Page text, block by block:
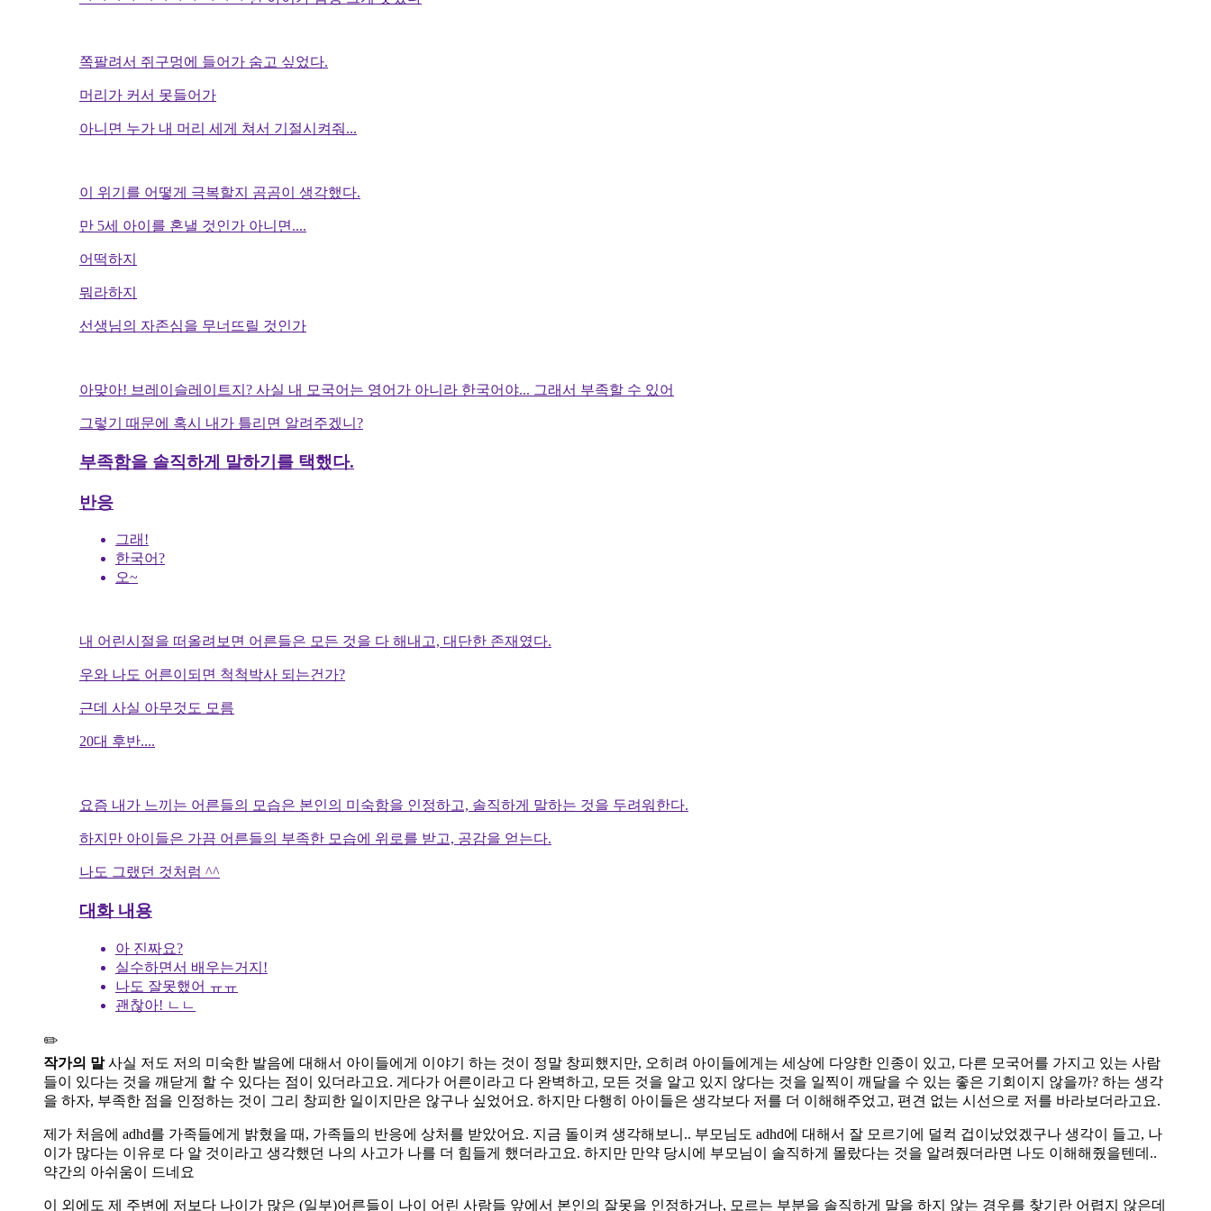
쪽팔려서 쥐구멍에 들어가 숨고 싶었다.
머리가 커서 못들어가
아니면 누가 내 머리 세게 쳐서 기절시켜줘...
이 위기를 어떻게 극복할지 곰곰이 생각했다.
만 5세 아이를 혼낼 것인가 아니면....
어떡하지
뭐라하지
선생님의 자존심을 무너뜨릴 것인가
아맞아! 브레이슬레이트지? 사실 내 모국어는 영어가 아니라 한국어야... 그래서 부족할 수 있어
그렇기 때문에 혹시 내가 틀리면 알려주겠니?
부족함을 솔직하게 말하기를 택했다.
반응
그래!
한국어?
오~
내 어린시절을 떠올려보면 어른들은 모든 것을 다 해내고, 대단한 존재였다.
우와 나도 어른이되면 척척박사 되는건가?
근데 사실 아무것도 모름
20대 후반....
요즘 내가 느끼는 어른들의 모습은 본인의 미숙함을 인정하고, 솔직하게 말하는 것을 두려워한다.
하지만 아이들은 가끔 어른들의 부족한 모습에 위로를 받고, 공감을 얻는다.
나도 그랬던 것처럼 ^^
대화 내용
아 진짜요?
실수하면서 배우는거지!
나도 잘못했어 ㅠㅠ
괜찮아! ㄴㄴ
✏️
작가의 말사실 저도 저의 미숙한 발음에 대해서 아이들에게 이야기 하는 것이 정말 창피했지만, 오히려 아이들에게는 세상에 다양한 인종이 있고, 다른 모국어를 가지고 있는 사람
들이 있다는 것을 깨닫게 할 수 있다는 점이 있더라고요. 게다가 어른이라고 다 완벽하고, 모든 것을 알고 있지 않다는 것을 일찍이 깨달을 수 있는 좋은 기회이지 않을까? 하는 생각
을 하자, 부족한 점을 인정하는 것이 그리 창피한 일이지만은 않구나 싶었어요. 하지만 다행히 아이들은 생각보다 저를 더 이해해주었고, 편견 없는 시선으로 저를 바라보더라고요.
제가 처음에 adhd를 가족들에게 밝혔을 때, 가족들의 반응에 상처를 받았어요. 지금 돌이켜 생각해보니.. 부모님도 adhd에 대해서 잘 모르기에 덜컥 겁이났었겠구나 생각이 들고, 나
이가 많다는 이유로 다 알 것이라고 생각했던 나의 사고가 나를 더 힘들게 했더라고요. 하지만 만약 당시에 부모님이 솔직하게 몰랐다는 것을 알려줬더라면 나도 이해해줬을텐데..
약간의 아쉬움이 드네요
이 외에도 제 주변에 저보다 나이가 많은 (일부)어른들이 나이 어린 사람들 앞에서 본인의 잘못을 인정하거나, 모르는 부분을 솔직하게 말을 하지 않는 경우를 찾기란 어렵지 않은데